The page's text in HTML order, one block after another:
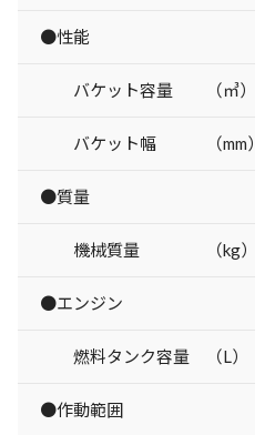
●性能
バケット容量 （㎥）
バケット幅 （mm）
●質量
機械質量 （kg）
●エンジン
燃料タンク容量 （L）
●作動範囲